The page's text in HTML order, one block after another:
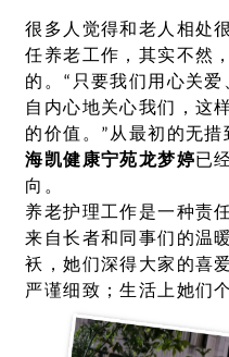
很多人觉得和老人相处
任养老工作，其实不然
的。“只要我们用心关
自内心地关心我们，这
的价值。”从最初的无
海凯健康宁苑龙梦婷已
向。
养老护理工作是一种责
来自长者和同事们的温
袄，她们深得大家的喜
严谨细致；生活上她们